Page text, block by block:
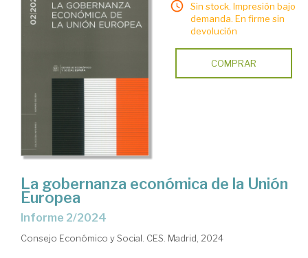
Sin stock. Impresión bajo
demanda. En firme sin
devolución
COMPRAR
La gobernanza económica de la Unión
Europea
Informe 2/2024
Consejo Económico y Social. CES. Madrid, 2024